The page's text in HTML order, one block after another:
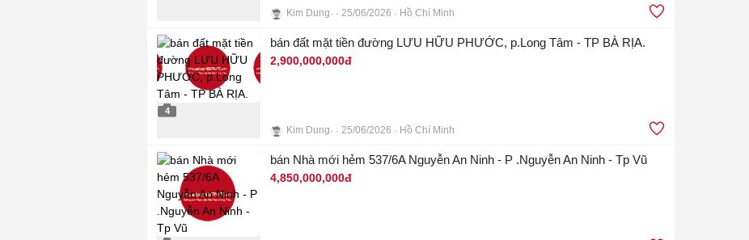
Kim Dung 25/06/2026 Hồ Chí Minh
4
bán đất mặt tiền đường LƯU HỮU PHƯỚC, p.Long Tâm - TP BÀ RỊA.
2,900,000,000đ
Kim Dung 25/06/2026 Hồ Chí Minh
bán Nhà mới hẻm 537/6A Nguyễn An Ninh - P .Nguyễn An Ninh - Tp Vũ
4,850,000,000đ